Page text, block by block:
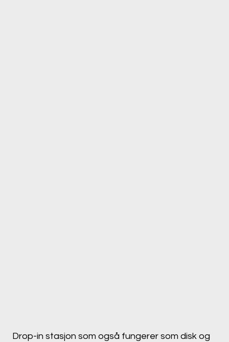
Drop-in stasjon som også fungerer som disk og